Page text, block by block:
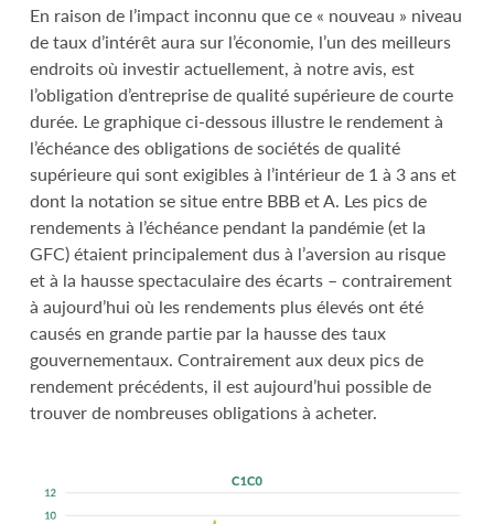
En raison de l’impact inconnu que ce « nouveau » niveau
de taux d’intérêt aura sur l’économie, l’un des meilleurs
endroits où investir actuellement, à notre avis, est
l’obligation d’entreprise de qualité supérieure de courte
durée. Le graphique ci-dessous illustre le rendement à
l’échéance des obligations de sociétés de qualité
supérieure qui sont exigibles à l’intérieur de 1 à 3 ans et
dont la notation se situe entre BBB et A. Les pics de
rendements à l’échéance pendant la pandémie (et la
GFC) étaient principalement dus à l’aversion au risque
et à la hausse spectaculaire des écarts – contrairement
à aujourd’hui où les rendements plus élevés ont été
causés en grande partie par la hausse des taux
gouvernementaux. Contrairement aux deux pics de
rendement précédents, il est aujourd’hui possible de
trouver de nombreuses obligations à acheter.